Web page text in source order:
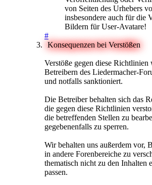
von Seiten des Urhebers
insbesondere auch für die
Bildern für User-Avatare!
#
Konsequenzen bei Verstößen
Verstöße gegen diese Richtlinien
Betreibern des Liedermacher-
und notfalls sanktioniert.
Die Betreiber behalten sich das
die gegen diese Richtlinien
die betreffenden Stellen zu
gegebenenfalls zu sperren.
Wir behalten uns außerdem vor,
in andere Forenbereiche zu
thematisch nicht zu den Inhalten
passen.